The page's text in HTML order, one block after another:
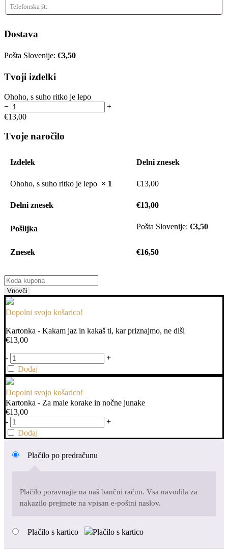
Dostava
Pošta Slovenije: €3,50
Tvoji izdelki
Ohoho, s suho ritko je lepo
−
+
€13,00
Tvoje naročilo
Izdelek Delni znesek
Ohoho, s suho ritko je lepo × 1 €13,00
Delni znesek €13,00
Pošiljka Pošta Slovenije: €3,50
Znesek €16,50
Vnovči
Dopolni svojo košarico!
Kartonka - Kakam jaz in kakaš ti, kar priznajmo, ne diši
€13,00
-
+
Dodaj
Dopolni svojo košarico!
Kartonka - Za male korake in nočne junake
€13,00
-
+
Dodaj
Plačilo po predračunu
Plačilo poravnajte na naš bančni račun. Vsa navodila za
nakazilo prejmete na vpisan e-poštni naslov.
Plačilo s kartico